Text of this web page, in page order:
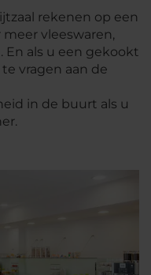
rekenen op een
vleeswaren,
En als u een gekookt
vragen aan de
in de buurt als u